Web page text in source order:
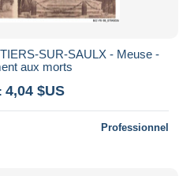
SUR-SAULX - Meuse -
aux morts
4,04 $US
Professionnel